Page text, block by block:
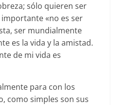
sólo quieren ser
«no es ser
ser mundialmente
es la vida y la amistad.
de mi vida es
para con los
como simples son sus